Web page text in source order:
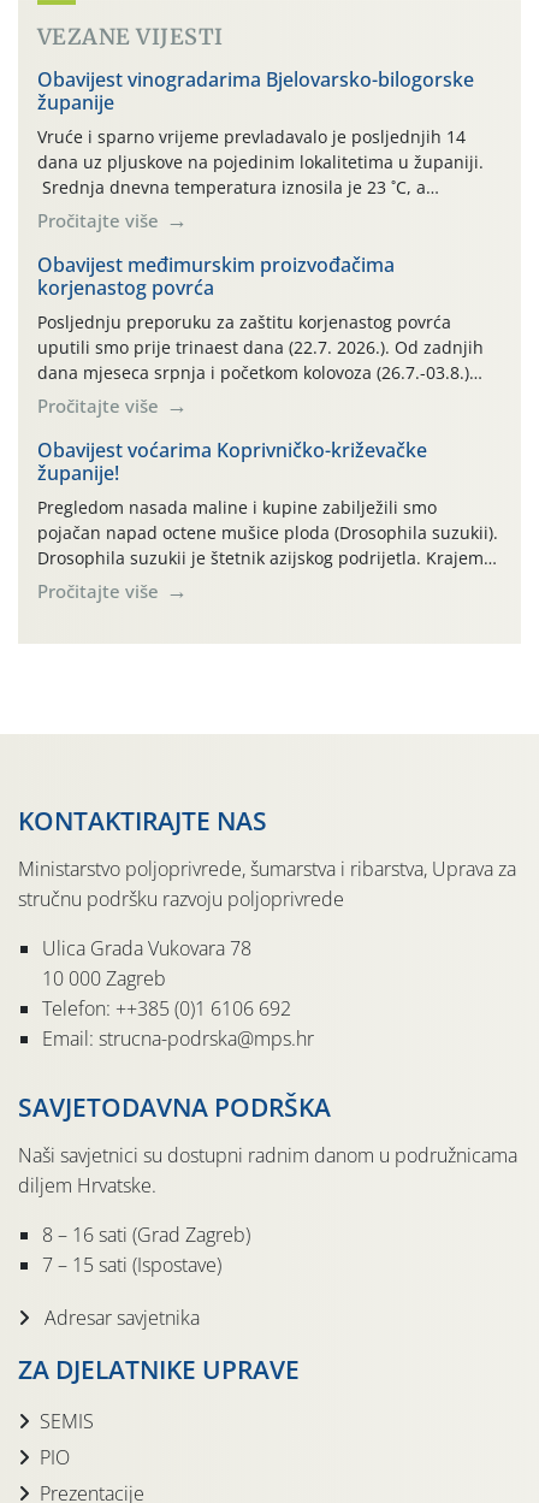
VEZANE VIJESTI
Obavijest vinogradarima Bjelovarsko-bilogorske
županije
Vruće i sparno vrijeme prevladavalo je posljednjih 14
dana uz pljuskove na pojedinim lokalitetima u županiji.
Srednja dnevna temperatura iznosila je 23 ˚C, a
maksimalne su posljednjih dana dosezale do 35 ˚C.
Simptome plamenjače vinove loze (Plasmoparas
viticola) vidljivi su na zapercima i vršnom mladom lišću.
Kako bi i dalje održali zdravu lisnu masu u zaštiti je
moguće […]
Pročitajte više
Obavijest međimurskim proizvođačima
korjenastog povrća
Posljednju preporuku za zaštitu korjenastog povrća
uputili smo prije trinaest dana (22.7. 2026.). Od zadnjih
dana mjeseca srpnja i početkom kolovoza (26.7.-03.8.)
traje izuzetno nepovoljno meteorološko razdoblje za rast
i razvoj korjenastog povrća: najviše dnevne temperature
zraka zadnjih su devet dana u rasponu 30,7°-38,0°C!
Drugi ovogodišnji “toplinski udar” naročito je izražen
zadnja četiri dana (31.7.-03.8.), […]
Pročitajte više
Obavijest voćarima Koprivničko-križevačke
županije!
Pregledom nasada maline i kupine zabilježili smo
pojačan napad octene mušice ploda (Drosophila suzukii).
Drosophila suzukii je štetnik azijskog podrijetla. Krajem
2010. godine prvi puta je registriran u Hrvatskoj, a u
rujnu 2016. godine na našem su području zabilježene
Pročitajte više
KONTAKTIRAJTE NAS
Ministarstvo poljoprivrede, šumarstva i ribarstva, Uprava za
stručnu podršku razvoju poljoprivrede
Ulica Grada Vukovara 78
10 000 Zagreb
Telefon: ++385 (0)1 6106 692
Email: strucna-podrska@mps.hr
SAVJETODAVNA PODRŠKA
Naši savjetnici su dostupni radnim danom u podružnicama
diljem Hrvatske.
8 – 16 sati (Grad Zagreb)
7 – 15 sati (Ispostave)
Adresar savjetnika
ZA DJELATNIKE UPRAVE
SEMIS
PIO
Prezentacije